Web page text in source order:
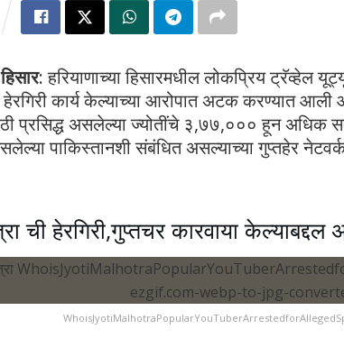
: हरियाणाच्या हिसारमधील लोकप्रिय ट्रॅव्हेल
हेरगिरी कार्य केल्याच्या आरोपात अटक करण्यात आली
प्रसिद्ध असलेल्या ज्योतींचे ३,७७,००० हून अधिक
पाकिस्तानशी संबंधित असल्याच्या गुप्तहेर
ची हेरगिरी,गुप्तचर कारवाया